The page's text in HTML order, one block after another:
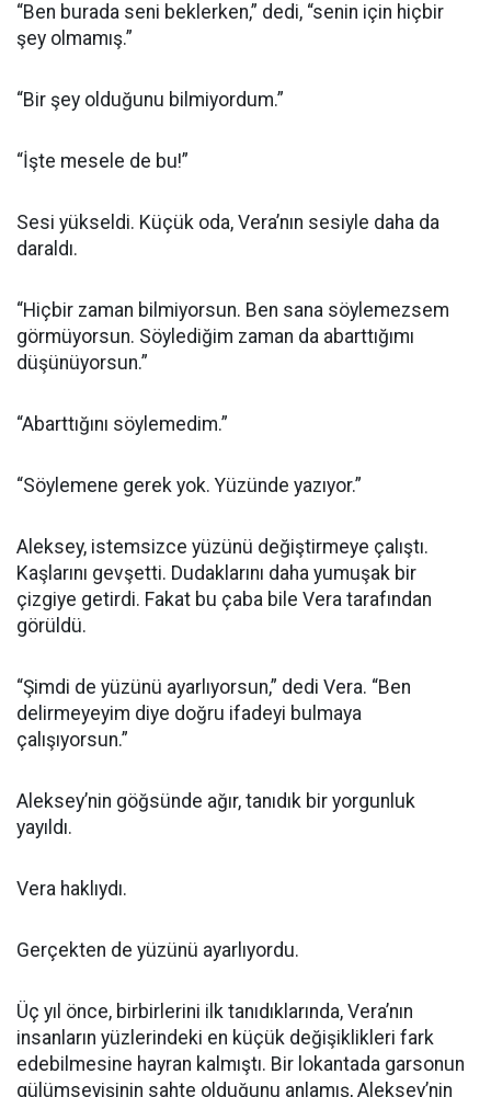
“Ben burada seni beklerken,” dedi, “senin için hiçbir
şey olmamış.”
“Bir şey olduğunu bilmiyordum.”
“İşte mesele de bu!”
Sesi yükseldi. Küçük oda, Vera’nın sesiyle daha da
daraldı.
“Hiçbir zaman bilmiyorsun. Ben sana söylemezsem
görmüyorsun. Söylediğim zaman da abarttığımı
düşünüyorsun.”
“Abarttığını söylemedim.”
“Söylemene gerek yok. Yüzünde yazıyor.”
Aleksey, istemsizce yüzünü değiştirmeye çalıştı.
Kaşlarını gevşetti. Dudaklarını daha yumuşak bir
çizgiye getirdi. Fakat bu çaba bile Vera tarafından
görüldü.
“Şimdi de yüzünü ayarlıyorsun,” dedi Vera. “Ben
delirmeyeyim diye doğru ifadeyi bulmaya
çalışıyorsun.”
Aleksey’nin göğsünde ağır, tanıdık bir yorgunluk
yayıldı.
Vera haklıydı.
Gerçekten de yüzünü ayarlıyordu.
Üç yıl önce, birbirlerini ilk tanıdıklarında, Vera’nın
insanların yüzlerindeki en küçük değişiklikleri fark
edebilmesine hayran kalmıştı. Bir lokantada garsonun
gülümseyişinin sahte olduğunu anlamış, Aleksey’nin